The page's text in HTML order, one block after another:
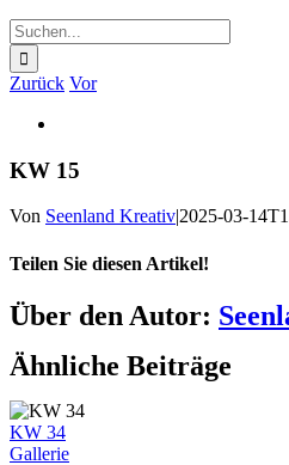
Suche
nach:
Zurück Vor
Bild
KW 15
Von Seenland Kreativ|2025-03-
Teilen Sie diesen Artikel!
Facebook
Twitter
Reddit
LinkedIn
WhatsApp
Telegram
Tumblr
Pinterest
Vk
Xing
E-
Mail
Über den Autor:
Ähnliche Beiträge
KW 34
Gallerie